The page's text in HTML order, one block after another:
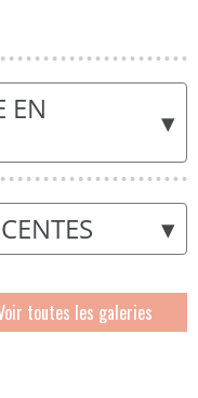
▾
EN
▾
toutes les galeries